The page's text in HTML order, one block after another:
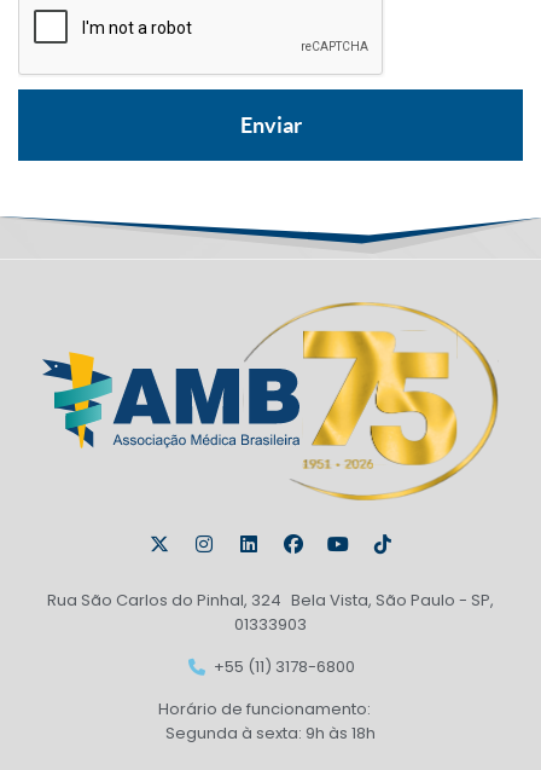
Rua São Carlos do Pinhal, 324 Bela Vista, São Paulo - SP,
01333903
+55 (11) 3178-6800
Horário de funcionamento:
Segunda à sexta: 9h às 18h